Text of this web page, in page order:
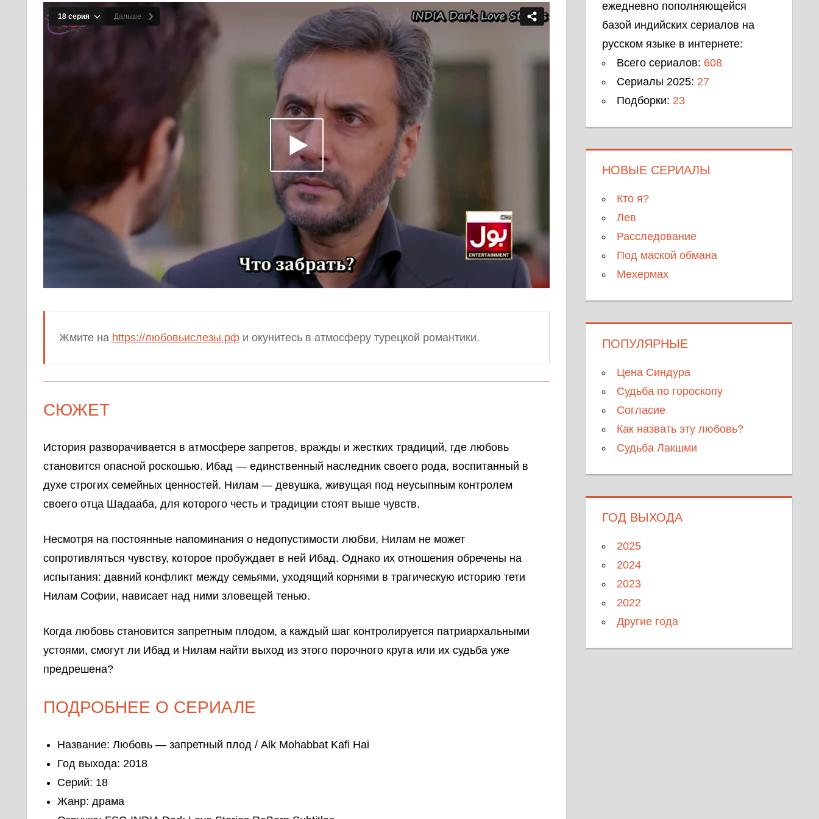
Жмите на https://любовьислезы.рф и окунитесь в атмосферу турецкой романтики.
СЮЖЕТ
История разворачивается в атмосфере запретов, вражды и жестких традиций, где любовь
становится опасной роскошью. Ибад — единственный наследник своего рода, воспитанный в
духе строгих семейных ценностей. Нилам — девушка, живущая под неусыпным контролем
своего отца Шадааба, для которого честь и традиции стоят выше чувств.
Несмотря на постоянные напоминания о недопустимости любви, Нилам не может
сопротивляться чувству, которое пробуждает в ней Ибад. Однако их отношения обречены на
испытания: давний конфликт между семьями, уходящий корнями в трагическую историю тети
Нилам Софии, нависает над ними зловещей тенью.
Когда любовь становится запретным плодом, а каждый шаг контролируется патриархальными
устоями, смогут ли Ибад и Нилам найти выход из этого порочного круга или их судьба уже
предрешена?
ПОДРОБНЕЕ О СЕРИАЛЕ
Название: Любовь — запретный плод / Aik Mohabbat Kafi Hai
Год выхода: 2018
Серий: 18
Жанр: драма
ежедневно пополняющейся
базой индийских сериалов на
русском языке в интернете:
Всего сериалов: 608
Сериалы 2025: 27
Подборки: 23
НОВЫЕ СЕРИАЛЫ
Кто я?
Лев
Расследование
Под маской обмана
Мехермах
ПОПУЛЯРНЫЕ
Цена Синдура
Судьба по гороскопу
Согласие
Как назвать эту любовь?
Судьба Лакшми
ГОД ВЫХОДА
2025
2024
2023
2022
Другие года